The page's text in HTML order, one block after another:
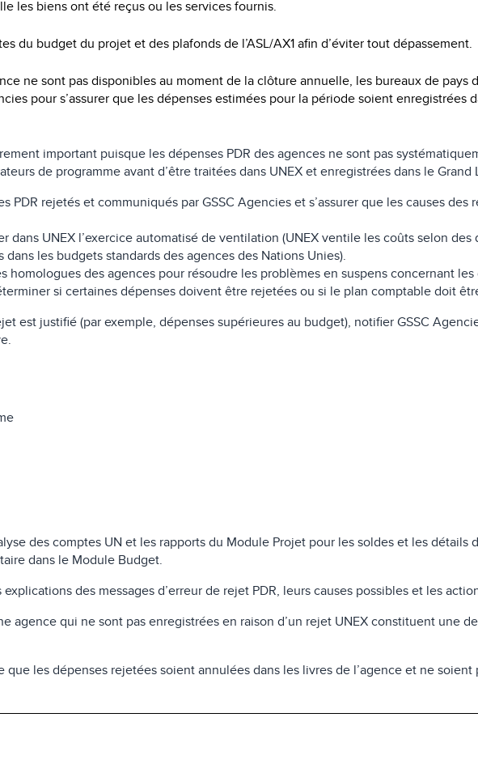
les biens ont été reçus ou les services fournis.
du budget du projet et des plafonds de l’ASL/AX1 afin d’éviter tout dépassement.
ne sont pas disponibles au moment de la clôture annuelle, les bureaux de pays
pour s’assurer que les dépenses estimées pour la période soient enregistrées
important puisque les dépenses PDR des agences ne sont pas
de programme avant d’être traitées dans UNEX et enregistrées dans le Grand
PDR rejetés et communiqués par GSSC Agencies et s’assurer que les causes des
dans UNEX l’exercice automatisé de ventilation (UNEX ventile les coûts selon des
dans les budgets standards des agences des Nations Unies).
homologues des agences pour résoudre les problèmes en suspens concernant
si certaines dépenses doivent être rejetées ou si le plan comptable doit
est justifié (par exemple, dépenses supérieures au budget), notifier GSSC
des comptes UN et les rapports du Module Projet pour les soldes et les détails
dans le Module Budget.
des messages d’erreur de rejet PDR, leurs causes possibles et les
agence qui ne sont pas enregistrées en raison d’un rejet UNEX constituent une
que les dépenses rejetées soient annulées dans les livres de l’agence et ne soient